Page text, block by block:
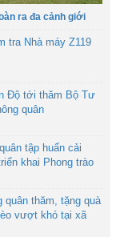
ra đa cảnh giới
tra Nhà máy Z119
Độ tới thăm Bộ Tư
quân
tập huấn cải
khai Phong trào
quân thăm, tặng quà
vượt khó tại xã